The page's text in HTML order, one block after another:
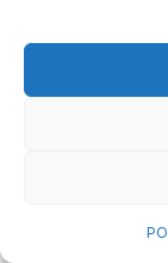
Cum
o
porți zi